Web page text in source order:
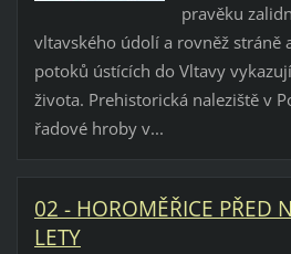
pravěku
vltavského údolí a rovněž stráně
potoků ústících do Vltavy
života. Prehistorická naleziště v
řadové hroby v...
02 - HOROMĚŘICE PŘED
LETY